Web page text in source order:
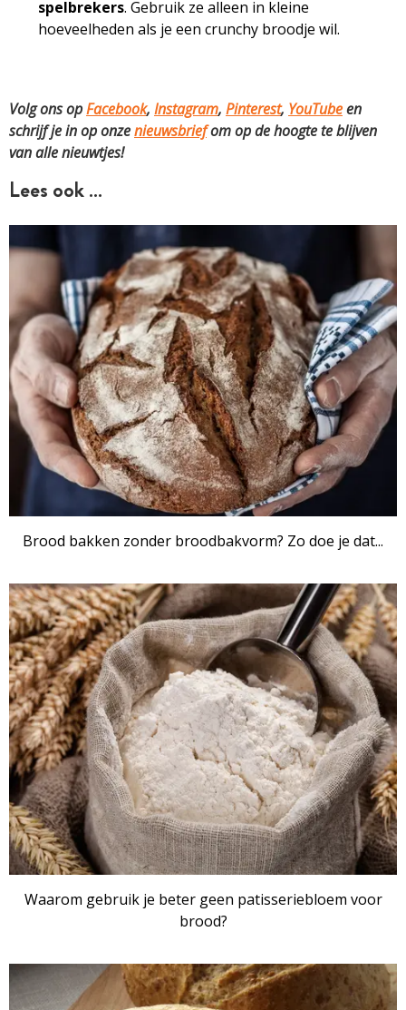
spelbrekers. Gebruik ze alleen in kleine
hoeveelheden als je een crunchy broodje wil.
Volg ons opFacebook, Instagram, Pinterest, YouTubeen
schrijf je in op onzenieuwsbriefom op de hoogte te blijven
van alle nieuwtjes!
Lees ook …
Brood bakken zonder broodbakvorm? Zo doe je dat...
Waarom gebruik je beter geen patisseriebloem voor
brood?